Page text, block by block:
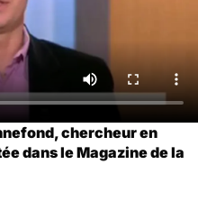
chercheur en
dans le Magazine de la